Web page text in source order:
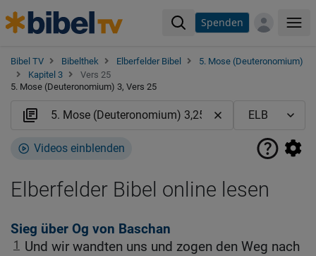
Spenden
Bibel TV Bibelthek Elberfelder Bibel
5. Mose (Deuteronomium)
Kapitel 3
Vers 25
5. Mose (Deuteronomium) 3, Vers 25
Videos einblenden
Elberfelder Bibel online lesen
Sieg über Og von Baschan
1
Und wir wandten uns und zogen den Weg nach